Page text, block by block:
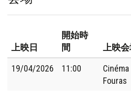
上映日
開始時
間
上映
19/04/2026 11:00
Fouras